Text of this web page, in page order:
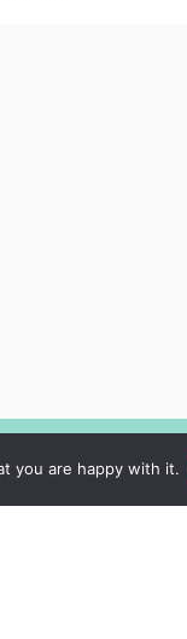
Sekojiet
you are happy with it.